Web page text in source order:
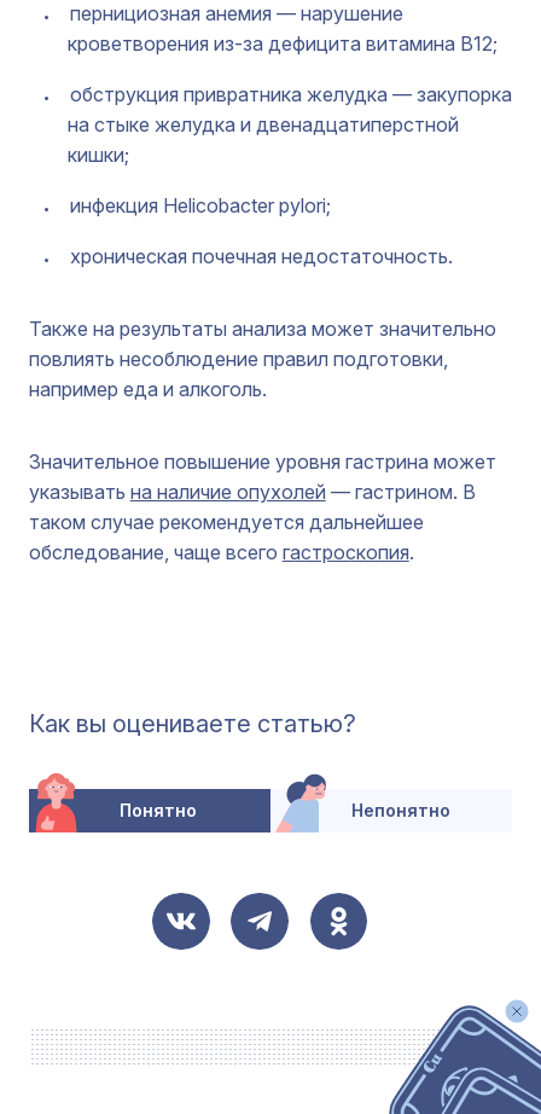
пернициозная анемия — нарушение
кроветворения из-за дефицита витамина В12;
обструкция привратника желудка — закупорка
на стыке желудка и двенадцатиперстной
кишки;
инфекция Helicobacter pylori;
хроническая почечная недостаточность.
Также на результаты анализа может значительно
повлиять несоблюдение правил подготовки,
например еда и алкоголь.
Значительное повышение уровня гастрина может
указывать на наличие опухолей — гастрином. В
таком случае рекомендуется дальнейшее
обследование, чаще всего гастроскопия.
Как вы оцениваете статью?
Понятно Непонятно